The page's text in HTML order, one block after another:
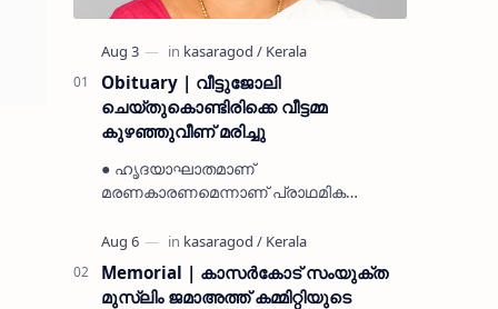
Obituary | വീട്ടുജോലി
ചെയ്തുകൊണ്ടിരിക്കെ വീട്ടമ്മ
കുഴഞ്ഞുവീണ് മരിച്ചു
● ഹൃദയാഘാതമാണ്
മരണകാരണമെന്നാണ് പ്രാഥമിക
കമ്യൂണിസ്റ്റ് പ്രവർത്തകരായ
രാമൻ്റെയും ചിരുതേയിയുടെയും
മകളാണ് ● വിവരമറിഞ്ഞ് ജനപ്ര…
Memorial | കാസർകോട് സംയുക്ത
മുസ്ലിം ജമാഅത്ത് കമ്മിറ്റിയുടെ